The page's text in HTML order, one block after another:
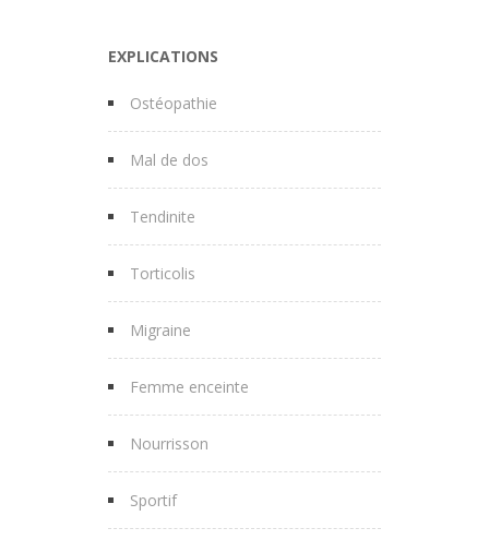
EXPLICATIONS
Ostéopathie
Mal de dos
Tendinite
Torticolis
Migraine
Femme enceinte
Nourrisson
Sportif